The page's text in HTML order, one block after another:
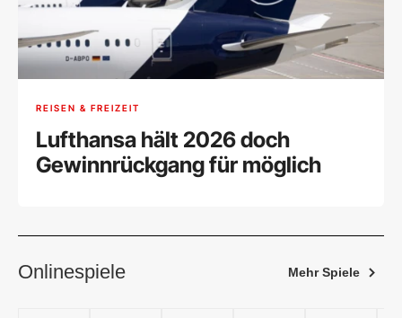
REISEN & FREIZEIT
Lufthansa hält 2026 doch
Gewinnrückgang für möglich
Onlinespiele Mehr Spiele